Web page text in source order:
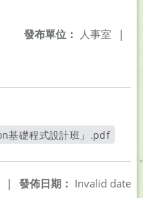
發布單位： 人事室 |
基礎程式設計班」.pdf
發佈日期： Invalid date
|